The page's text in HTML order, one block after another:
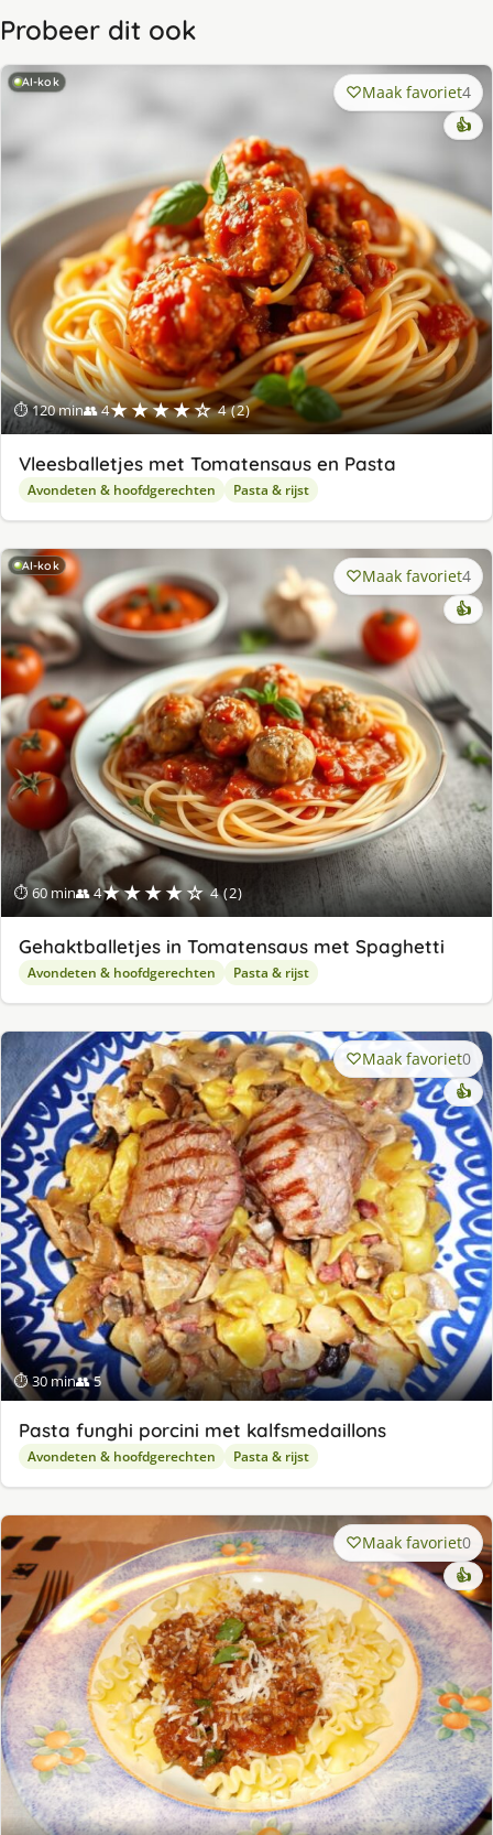
Probeer dit ook
AI-kok
⏱ 120 min👥 4★★★★☆ 4 (2)
Maak favoriet4
👍
Vleesballetjes met Tomatensaus en Pasta
Avondeten & hoofdgerechten Pasta & rijst
AI-kok
⏱ 60 min👥 4★★★★☆ 4 (2)
Maak favoriet4
👍
Gehaktballetjes in Tomatensaus met Spaghetti
Avondeten & hoofdgerechten Pasta & rijst
⏱ 30 min👥 5
Maak favoriet0
👍
Pasta funghi porcini met kalfsmedaillons
Avondeten & hoofdgerechten Pasta & rijst
Maak favoriet0
👍